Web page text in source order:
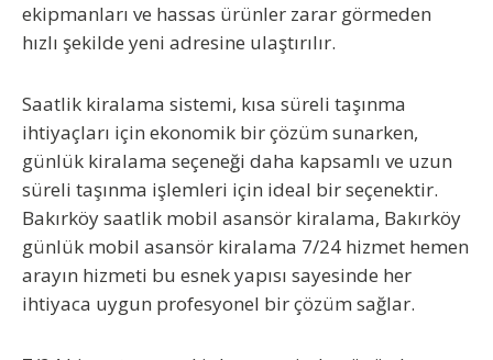
ekipmanları ve hassas ürünler zarar görmeden
hızlı şekilde yeni adresine ulaştırılır.
Saatlik kiralama sistemi, kısa süreli taşınma
ihtiyaçları için ekonomik bir çözüm sunarken,
günlük kiralama seçeneği daha kapsamlı ve uzun
süreli taşınma işlemleri için ideal bir seçenektir.
Bakırköy saatlik mobil asansör kiralama, Bakırköy
günlük mobil asansör kiralama 7/24 hizmet hemen
arayın hizmeti bu esnek yapısı sayesinde her
ihtiyaca uygun profesyonel bir çözüm sağlar.